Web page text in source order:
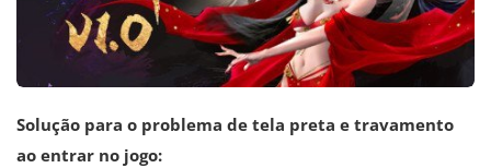
Solução para o problema de tela preta e travamento
ao entrar no jogo: